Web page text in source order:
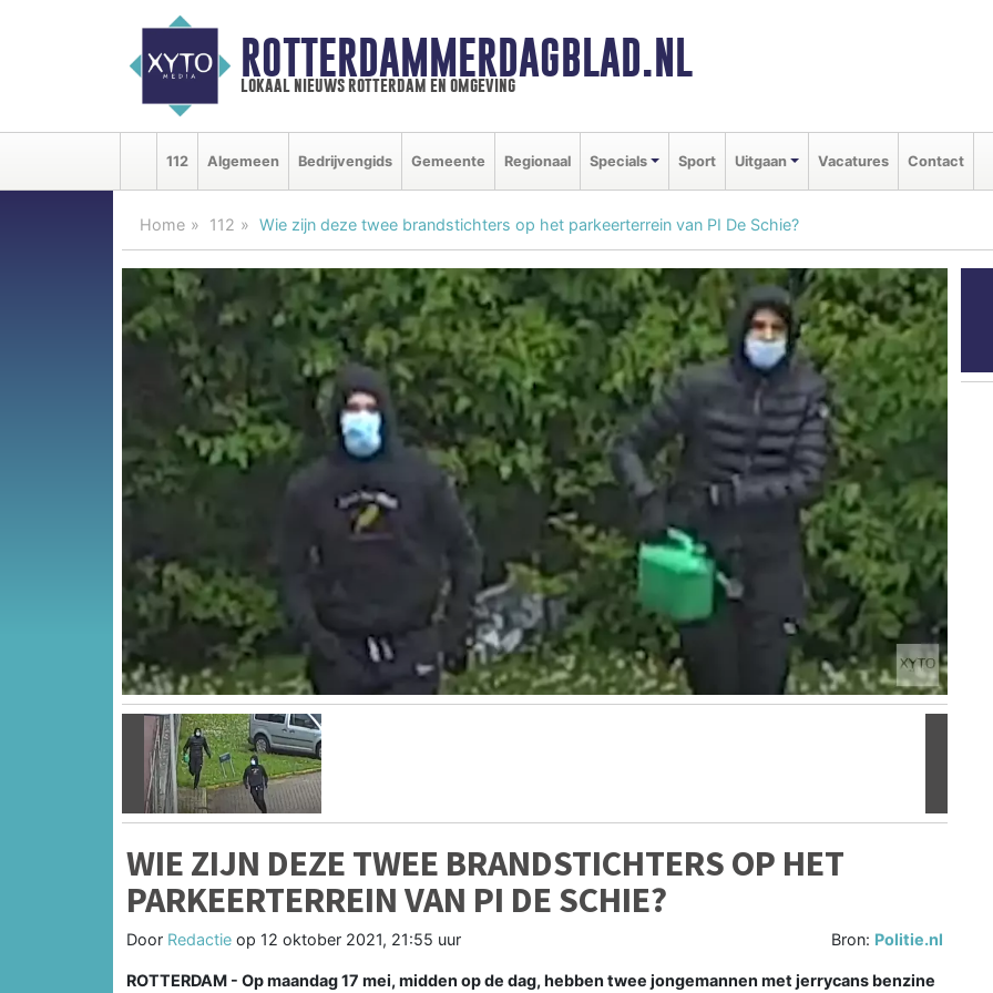
ROTTERDAMMERDAGBLAD.NL
lokaal nieuws rotterdam en omgeving
112 Algemeen Bedrijvengids Gemeente Regionaal Specials Sport Uitgaan Vacatures Contact
Home 112 Wie zijn deze twee brandstichters op het parkeerterrein van PI De Schie?
Vorige
WIE ZIJN DEZE TWEE BRANDSTICHTERS OP HET
PARKEERTERREIN VAN PI DE SCHIE?
Door Redactie op 12 oktober 2021, 21:55 uur Bron: Politie.nl
ROTTERDAM - Op maandag 17 mei, midden op de dag, hebben twee jongemannen met jerrycans benzine